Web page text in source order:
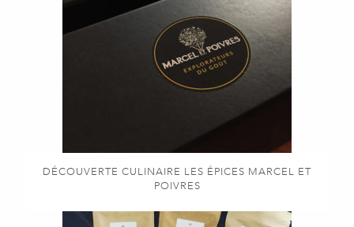
DÉCOUVERTE CULINAIRE LES ÉPICES MARCEL ET
POIVRES